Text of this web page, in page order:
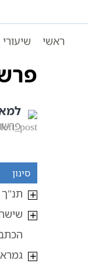
to
ראשי שיעורי
סינון